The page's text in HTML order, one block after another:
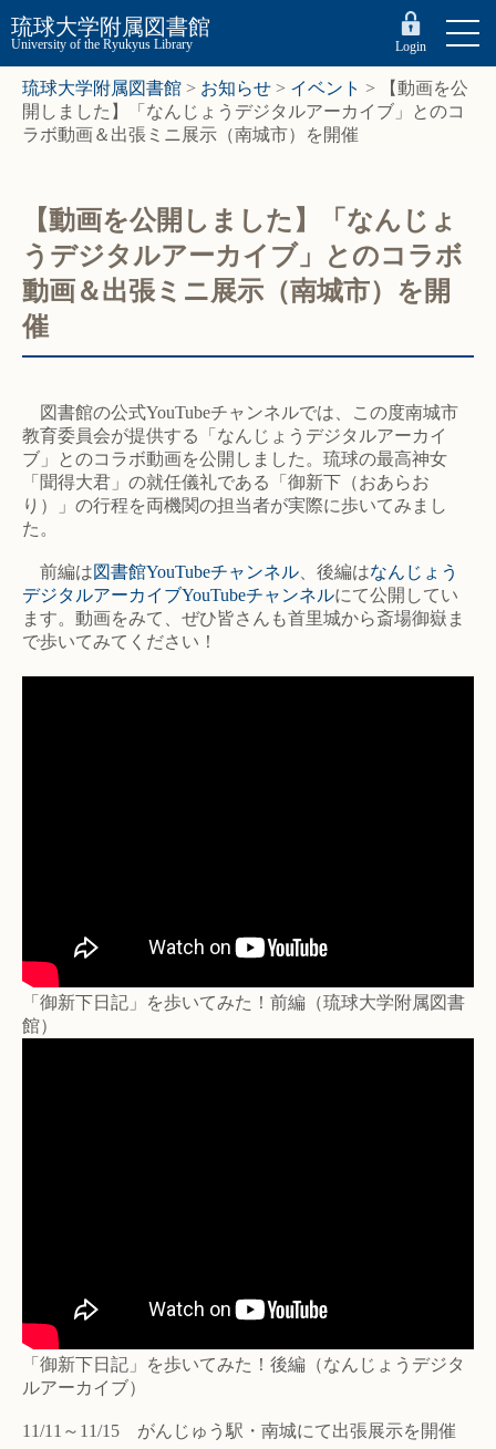
琉球大学附属図書館
University of the Ryukyus Library Login
琉球大学附属図書館 > お知らせ > イベント >
【動画を公
開しました】「なんじょうデジタルアーカイブ」とのコ
ラボ動画＆出張ミニ展示（南城市）を開催
【動画を公開しました】「なんじょ
うデジタルアーカイブ」とのコラボ
動画＆出張ミニ展示（南城市）を開
催
図書館の公式YouTubeチャンネルでは、この度南城市
教育委員会が提供する「なんじょうデジタルアーカイ
ブ」とのコラボ動画を公開しました。琉球の最高神女
「聞得大君」の就任儀礼である「御新下（おあらお
り）」の行程を両機関の担当者が実際に歩いてみまし
た。
前編は図書館YouTubeチャンネル 、後編はなんじょう
デジタルアーカイブYouTubeチャンネルにて公開してい
ます。動画をみて、ぜひ皆さんも首里城から斎場御嶽ま
で歩いてみてください！
「御新下日記」を歩いてみた！前編（琉球大学附属図書
館）
「御新下日記」を歩いてみた！後編（なんじょうデジタ
ルアーカイブ）
11/11～11/15 がんじゅう駅・南城にて出張展示を開催